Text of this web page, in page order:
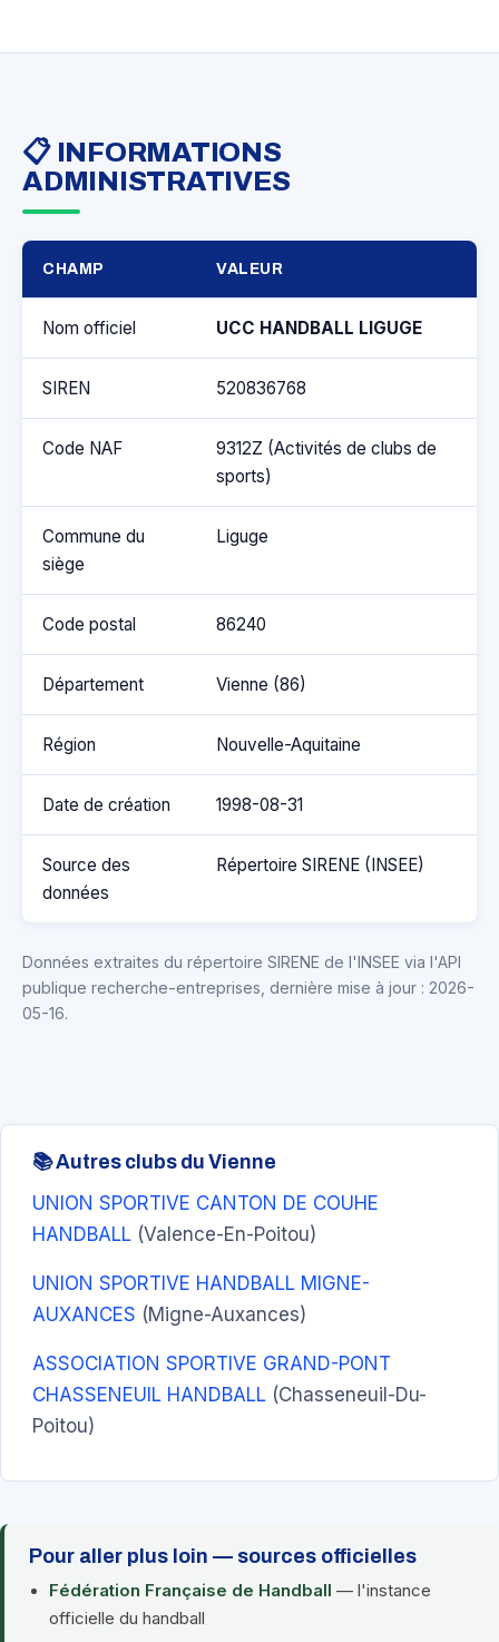
📋 INFORMATIONS
ADMINISTRATIVES
CHAMP VALEUR
Nom officiel UCC HANDBALL LIGUGE
SIREN 520836768
Code NAF
9312Z (Activités de clubs de
sports)
Commune du
siège
Liguge
Code postal 86240
Département Vienne (86)
Région Nouvelle-Aquitaine
Date de création 1998-08-31
Source des
données
Répertoire SIRENE (INSEE)
Données extraites du répertoire SIRENE de l'INSEE via l'API
publique recherche-entreprises, dernière mise à jour : 2026-
05-16.
📚 Autres clubs du Vienne
UNION SPORTIVE CANTON DE COUHE
HANDBALL (Valence-En-Poitou)
UNION SPORTIVE HANDBALL MIGNE-
AUXANCES (Migne-Auxances)
ASSOCIATION SPORTIVE GRAND-PONT
CHASSENEUIL HANDBALL (Chasseneuil-Du-
Poitou)
Pour aller plus loin — sources officielles
Fédération Française de Handball — l'instance
officielle du handball